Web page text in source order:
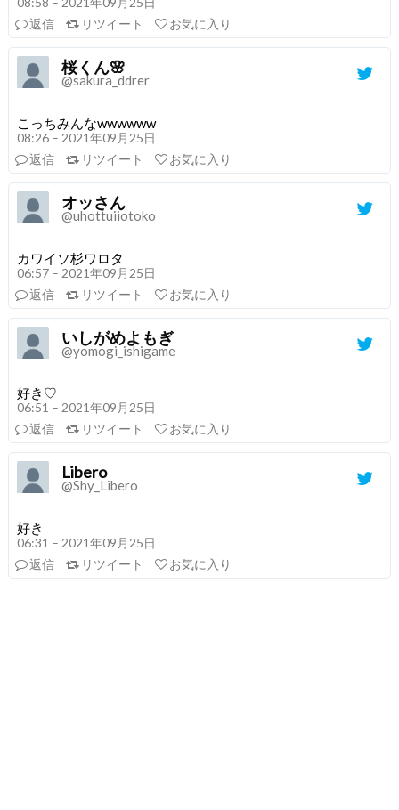
返信
リツイート お気に入り
桜くん🌸
@sakura_ddrer
こっちみんなwwwwww
08:26 – 2021年09月25日
返信
リツイート お気に入り
オッさん
@uhottuiiotoko
カワイソ杉ワロタ
06:57 – 2021年09月25日
返信
リツイート お気に入り
いしがめよもぎ
@yomogi_ishigame
好き♡
06:51 – 2021年09月25日
返信
リツイート お気に入り
Libero
@Shy_Libero
好き
06:31 – 2021年09月25日
返信
リツイート お気に入り